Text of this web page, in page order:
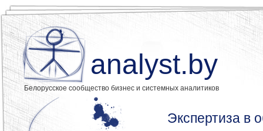
analyst.by
Белорусское сообщество бизнес и системных аналитиков
Экспертиза в